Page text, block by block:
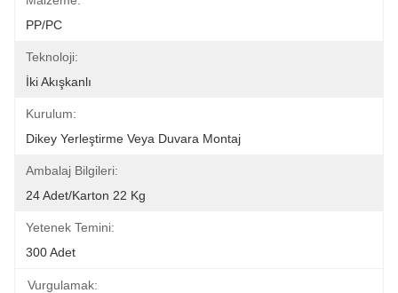
PP/PC
Teknoloji:
İki Akışkanlı
Kurulum:
Dikey Yerleştirme Veya Duvara Montaj
Ambalaj Bilgileri:
24 Adet/karton 22 Kg
Yetenek Temini:
300 Adet
Vurgulamak: